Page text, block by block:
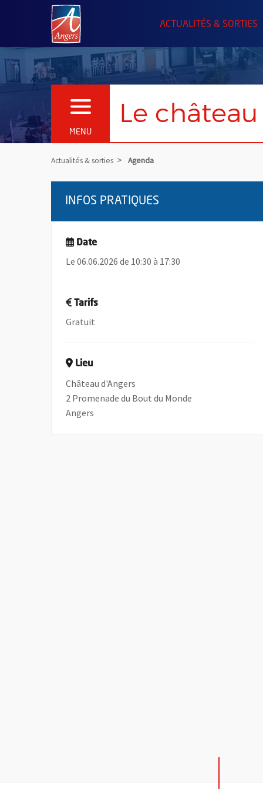
Angers.fr : Retour à l'accueil
ACTUALITÉS & SORTIES
MENU
OUVRIR LE MENU Le
Actualités & sorties Agenda
INFOS PRATIQUES
Date
Le 06.06.2026 de 10:30 à 17:30
Tarifs
Gratuit
Lieu
Château d'Angers
2 Promenade du Bout du Monde
Angers